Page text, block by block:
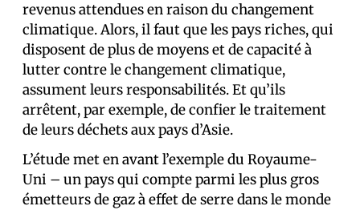
revenus attendues en raison du changement
climatique. Alors, il faut que les pays riches, qui
disposent de plus de moyens et de capacité à
lutter contre le changement climatique,
assument leurs responsabilités. Et qu’ils
arrêtent, par exemple, de confier le traitement
de leurs déchets aux pays d’Asie.
L’étude met en avant l’exemple du Royaume-
Uni – un pays qui compte parmi les plus gros
émetteurs de gaz à effet de serre dans le monde